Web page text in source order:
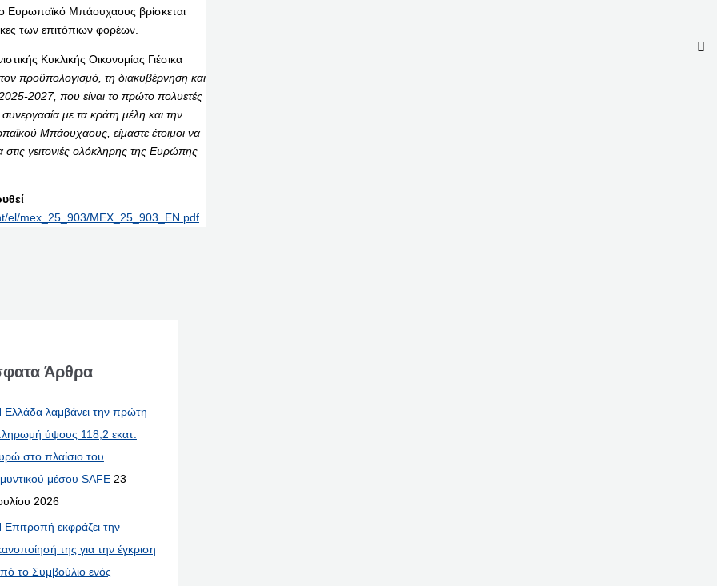
Ευρωπαϊκό Μπάουχαους βρίσκεται
των επιτόπιων φορέων.
Κυκλικής Οικονομίας Γιέσικα
προϋπολογισμό, τη διακυβέρνηση και
2027, που είναι το πρώτο πολυετές
με τα κράτη μέλη και την
Μπάουχαους, είμαστε έτοιμοι να
στις γειτονιές ολόκληρης της Ευρώπης
el/mex_25_903/MEX_25_903_EN.pdf
Άρθρα
Ελλάδα λαμβάνει την πρώτη
ύψους 118,2 εκατ.
στο πλαίσιο του
μέσου SAFE 23
2026
Επιτροπή εκφράζει την
της για την έγκριση
το Συμβούλιο ενός